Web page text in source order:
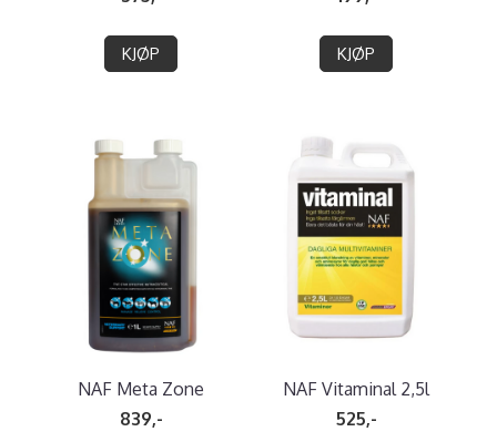
KJØP KJØP
NAF Meta Zone
839,-
NAF Vitaminal 2,5l
525,-